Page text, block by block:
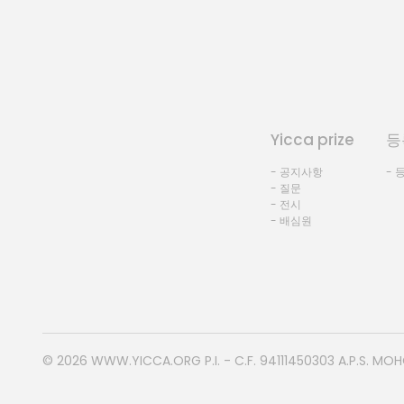
Yicca prize
- 공지사항
- 질문
- 전시
- 배심원
-
© 2026 WWW.YICCA.ORG P.I. - C.F. 94111450303 A.P.S.